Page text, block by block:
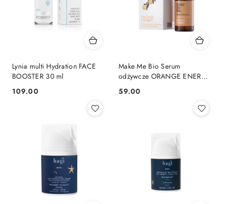
Lynia multi Hydration FACE
BOOSTER 30 ml
Cena:
109.00
Make Me Bio Serum
odżywcze ORANGE ENERGY
15 ml
Cena:
59.00